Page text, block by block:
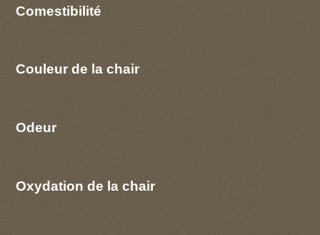
Comestibilité
Couleur de la chair
Odeur
Oxydation de la chair